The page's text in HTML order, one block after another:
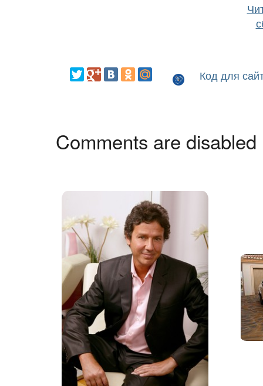
Код для
Comments are disabled